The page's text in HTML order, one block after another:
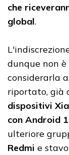
che
global.
dunque non
considerarla
riportato, già
dispositivi
con Android
ulteriore
Redmi e